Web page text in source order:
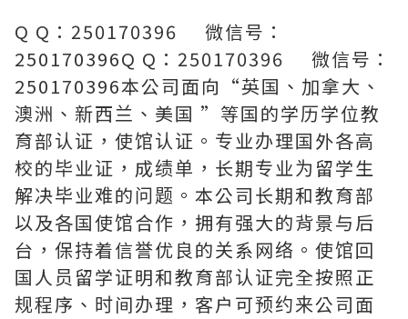
Q Q：250170396 微信号：
250170396Q Q：250170396 微信号：
250170396本公司面向“英国、加拿大、
澳洲、新西兰、美国 ”等国的学历学位教
育部认证，使馆认证。专业办理国外各高
校的毕业证，成绩单，长期专业为留学生
解决毕业难的问题。本公司长期和教育部
以及各国使馆合作，拥有强大的背景与后
台，保持着信誉优良的关系网络。使馆回
国人员留学证明和教育部认证完全按照正
规程序、时间办理，客户可预约来公司面